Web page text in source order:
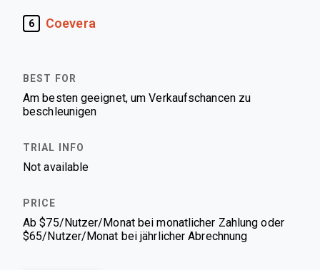
6 Coevera
Am besten geeignet, um Verkaufschancen zu
beschleunigen
Not available
Ab $75/Nutzer/Monat bei monatlicher Zahlung oder
$65/Nutzer/Monat bei jährlicher Abrechnung